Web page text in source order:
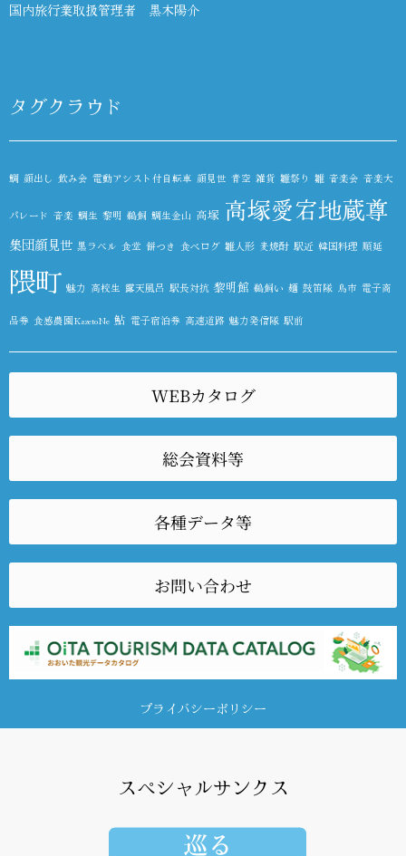
国内旅行業取扱管理者 黒木陽介
タグクラウド
鯛 顔出し 飲み会 電動アシスト付自転車 顔見世 青空 雑貨 雛祭り 雛 音楽会 音楽大
パレード 音楽 鯛生 黎明 鵜飼 鯛生金山 高塚 高塚愛宕地蔵尊
集団顔見世 黒ラベル 食堂 餅つき 食べログ 雛人形 麦焼酎 駅近 韓国料理 順延
隈町 魅力 高校生 露天風呂 駅長対抗 黎明館 鵜飼い 麺 鼓笛隊 鳥市 電子商
品券 食感農園KazetoNe 鮎 電子宿泊券 高速道路 魅力発信隊 駅前
WEBカタログ
総会資料等
各種データ等
お問い合わせ
プライバシーポリシー
スペシャルサンクス